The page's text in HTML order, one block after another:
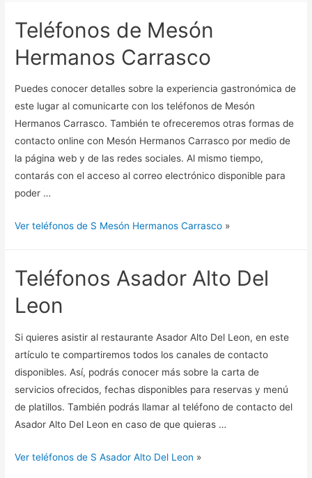
Teléfonos de Mesón
Hermanos Carrasco
Puedes conocer detalles sobre la experiencia gastronómica de
este lugar al comunicarte con los teléfonos de Mesón
Hermanos Carrasco. También te ofreceremos otras formas de
contacto online con Mesón Hermanos Carrasco por medio de
la página web y de las redes sociales. Al mismo tiempo,
contarás con el acceso al correo electrónico disponible para
poder …
Ver teléfonos de S Mesón Hermanos Carrasco »
Teléfonos Asador Alto Del
Leon
Si quieres asistir al restaurante Asador Alto Del Leon, en este
artículo te compartiremos todos los canales de contacto
disponibles. Así, podrás conocer más sobre la carta de
servicios ofrecidos, fechas disponibles para reservas y menú
de platillos. También podrás llamar al teléfono de contacto del
Asador Alto Del Leon en caso de que quieras …
Ver teléfonos de S Asador Alto Del Leon »